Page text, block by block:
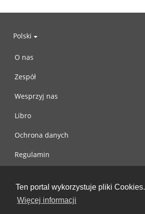
Ten portal wykorzystuje pliki Cookies.
Więcej informacji
Polski
O nas
Zespół
Wesprzyj nas
Libro
Ochrona danych
Regulamin